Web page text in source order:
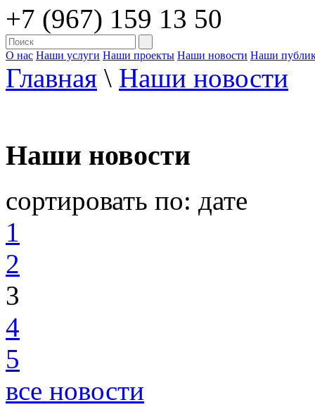
+7 (967) 159 13 50
О нас Наши услуги Наши проекты Наши новости Наши
Главная \ Наши новости
Наши новости
сортировать по: дате
1
2
3
4
5
все новости